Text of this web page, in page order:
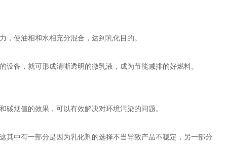
使油相和水相充分混合，达到乳化目的。
备，就可形成清晰透明的微乳液，成为节能减排的好燃料。
烟值的效果，可以有效解决对环境污染的问题。
其中有一部分是因为乳化剂的选择不当导致产品不稳定，另一部分